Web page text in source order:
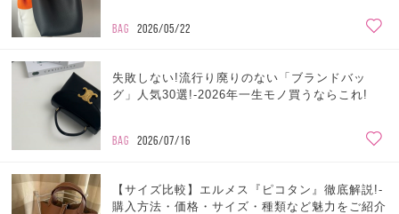
BAG 2026/05/22
失敗しない!流行り廃りのない「ブランドバッ
グ」人気30選!-2026年一生モノ買うならこれ!
BAG 2026/07/16
【サイズ比較】エルメス『ピコタン』徹底解説!-
購入方法・価格・サイズ・種類など魅力をご紹介